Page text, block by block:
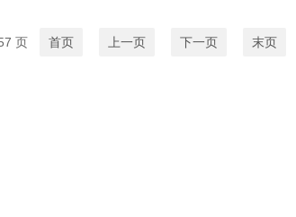
页 首页 上一页 下一页 末页